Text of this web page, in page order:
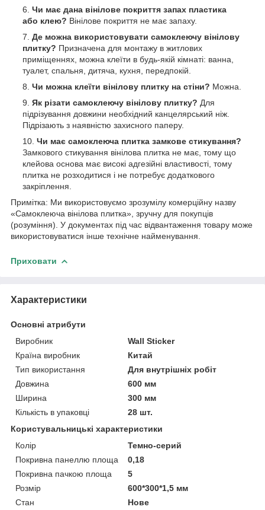
Чи має дана вінілове покриття запах пластика
або клею? Вінілове покриття не має запаху.
Де можна використовувати самоклеючу вінілову
плитку? Призначена для монтажу в житлових
приміщеннях, можна клеїти в будь-якій кімнаті: ванна,
туалет, спальня, дитяча, кухня, передпокій.
Чи можна клеїти вінілову плитку на стіни? Можна.
Як різати самоклеючу вінілову плитку? Для
підрізування довжини необхідний канцелярський ніж.
Підрізають з наявністю захисного паперу.
Чи має самоклеюча плитка замкове стикування?
Замкового стикування вінілова плитка не має, тому що
клейова основа має високі адгезійні властивості, тому
плитка не розходитися і не потребує додаткового
закріплення.
Примітка: Ми використовуємо зрозумілу комерційну назву
«Самоклеюча вінілова плитка», зручну для покупців
(розуміння). У документах під час відвантаження товару може
використовуватися інше технічне найменування.
Приховати
Характеристики
Основні атрибути
Виробник
Wall Sticker
Країна виробник
Китай
Тип використання
Для внутрішніх робіт
Довжина
600 мм
Ширина
300 мм
Кількість в упаковці
28 шт.
Користувальницькі характеристики
Колір
Темно-серий
Покривна панеллю площа
0,18
Покривна пачкою площа
5
Розмір
600*300*1,5 мм
Стан
Нове